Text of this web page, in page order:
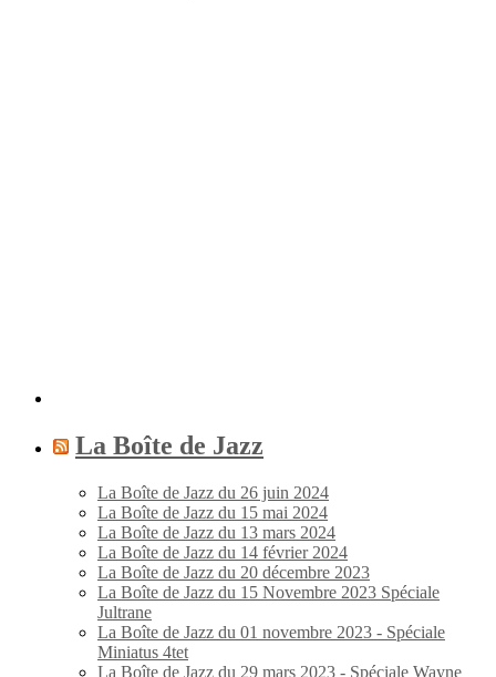
La Boîte de Jazz
La Boîte de Jazz du 26 juin 2024
La Boîte de Jazz du 15 mai 2024
La Boîte de Jazz du 13 mars 2024
La Boîte de Jazz du 14 février 2024
La Boîte de Jazz du 20 décembre 2023
La Boîte de Jazz du 15 Novembre 2023 Spéciale
Jultrane
La Boîte de Jazz du 01 novembre 2023 - Spéciale
Miniatus 4tet
La Boîte de Jazz du 29 mars 2023 - Spéciale Wayne